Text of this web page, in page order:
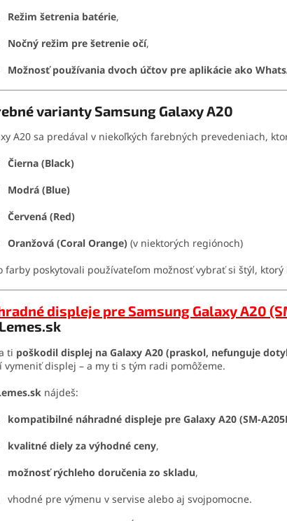
Režim šetrenia batérie,
Nočný režim pre šetrenie očí,
Možnosť používania dvoch účtov pre aplikácie ako
varianty Samsung Galaxy A20
A20 sa predával v niekoľkých farebných prevedeniach,
Čierna (Black)
Modrá (Blue)
Červená (Red)
Oranžová (Coral Orange) (v niektorých regiónoch)
farby poskytovali používateľom možnosť vybrať si štýl,
displeje pre Samsung Galaxy A20
ti poškodil displej na Galaxy A20 (praskol, nefunguje
vymeniť displej – a my ti s tým radi pomôžeme.
nájdeš:
kompatibilné náhradné displeje pre Galaxy A20 (SM-
kvalitné diely za výhodné ceny,
možnosť rýchleho doručenia zo skladu,
vhodné pre výmenu v servise alebo aj svojpomocne.